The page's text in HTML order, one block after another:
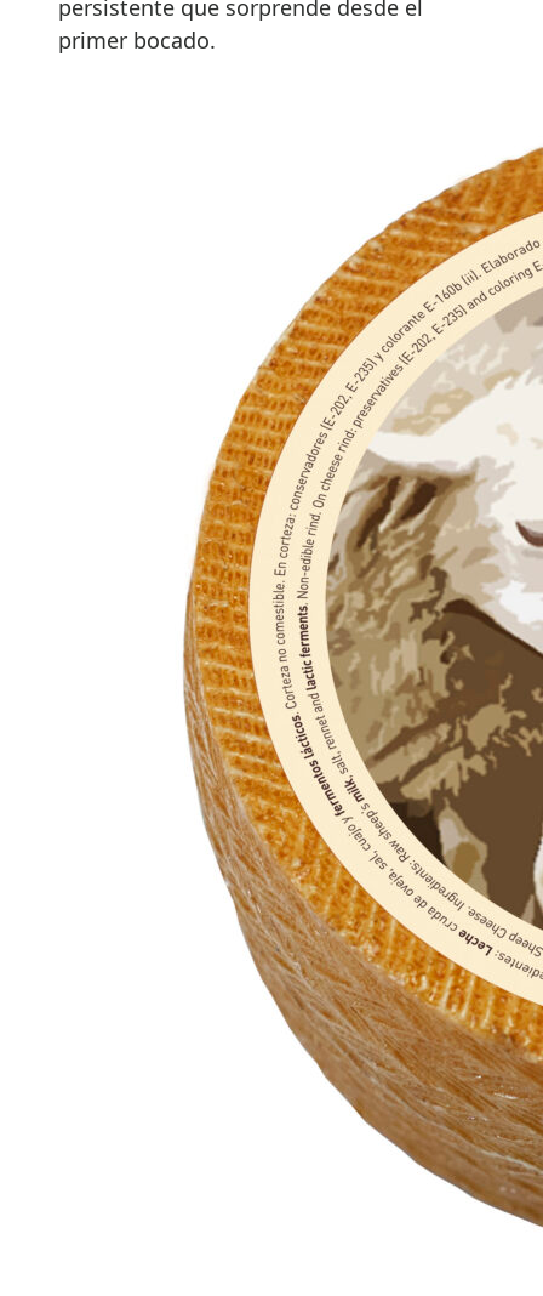
persistente que sorprende desde el
primer bocado.